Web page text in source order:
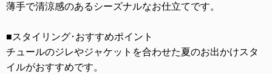
薄手で清涼感のあるシーズナルなお仕立てです。
■スタイリング･おすすめポイント
チュールのジレやジャケットを合わせた夏のお出かけスタ
イルがおすすめです。